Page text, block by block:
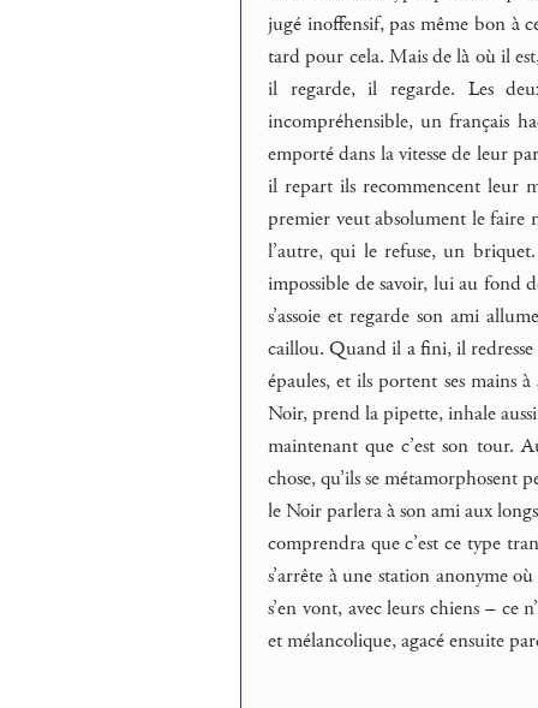
jugé inoffensif, pas même bon à
tard pour cela. Mais de là où il
il regarde, il regarde. Les
incompréhensible, un français
emporté dans la vitesse de leur
il repart ils recommencent leur
premier veut absolument le faire
l’autre, qui le refuse, un
impossible de savoir, lui au fond
s’assoie et regarde son ami
caillou. Quand il a fini, il redresse
épaules, et ils portent ses mains
Noir, prend la pipette, inhale
maintenant que c’est son tour.
chose, qu’ils se métamorphosent
le Noir parlera à son ami aux
comprendra que c’est ce type
s’arrête à une station anonyme
s’en vont, avec leurs chiens – ce
et mélancolique, agacé ensuite